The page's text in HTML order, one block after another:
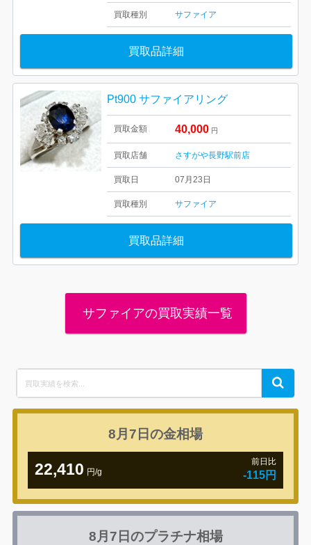
買取種別 サファイア
買取品詳細
Pt900 サファイアリング
買取金額 40,000 円
買取店舗 さすがや長野駅前店
買取日 07月23日
買取種別 サファイア
買取品詳細
サファイアの買取実績一覧
for:
Search
8月7日の金相場
22,410 円/g
前日比
-115円
8月7日のプラチナ相場